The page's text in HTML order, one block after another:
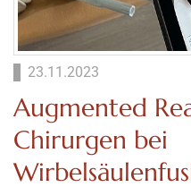
23.11.2023
Augmented
Chirurgen bei